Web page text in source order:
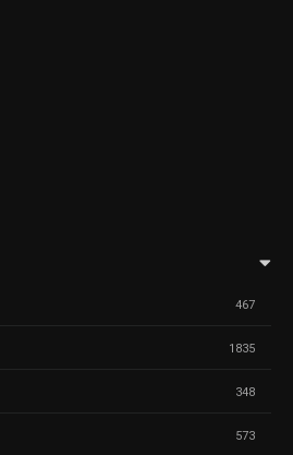
467
1835
348
573